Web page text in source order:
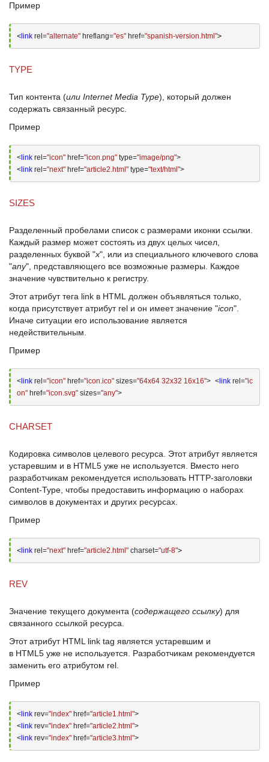
Пример
< link rel="alternate" hreflang="es" href="spanish-version.html">
TYPE
Тип контента (или Internet Media Type), который должен
содержать связанный ресурс.
Пример
< link rel="icon" href="icon.png" type="image/png">
< link rel="next" href="article2.html" type="text/html">
SIZES
Разделенный пробелами список с размерами иконки ссылки.
Каждый размер может состоять из двух целых чисел,
разделенных буквой "х", или из специального ключевого слова
"any", представляющего все возможные размеры. Каждое
значение чувствительно к регистру.
Этот атрибут тега link в HTML
должен объявляться только,
когда присутствует атрибут rel и он имеет значение "icon".
Иначе ситуации его использование является
недействительным.
Пример
< link rel="icon" href="icon.ico" sizes="64x64 32x32 16x16"> < link rel="ic
on" href="icon.svg" sizes="any">
CHARSET
Кодировка символов целевого ресурса. Этот атрибут является
устаревшим и в HTML5 уже не используется. Вместо него
разработчикам рекомендуется использовать HTTP-заголовки
Content-Type , чтобы предоставить информацию о наборах
символов в документах и других ресурсах.
Пример
< link rel="next" href="article2.html" charset="utf-8">
REV
Значение текущего документа (содержащего ссылку) для
связанного ссылкой ресурса.
Этот атрибут HTML link tag является устаревшим и
в HTML5 уже не используется. Разработчикам рекомендуется
заменить его атрибутом rel
Пример
< link rev="index" href="article1.html">
< link rev="index" href="article2.html">
< link rev="index" href="article3.html">